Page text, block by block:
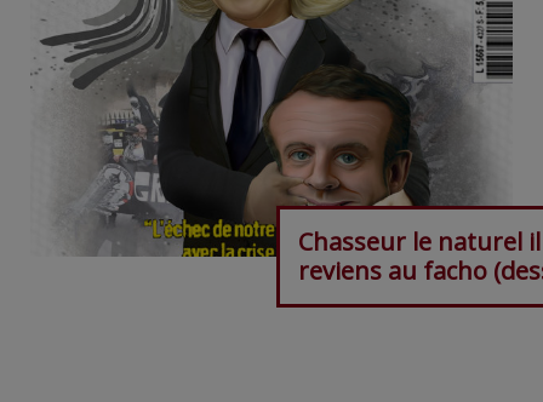
Chasseur le naturel il
reviens au facho